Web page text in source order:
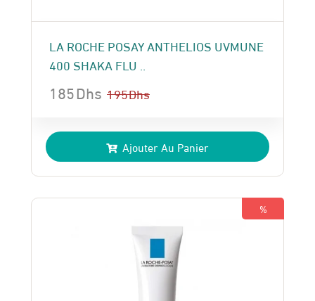
LA ROCHE POSAY ANTHELIOS UVMUNE
400 SHAKA FLU ..
195Dhs
prix
initial
était :
195 Dhs.
185Dhs
prix
actuel
est :
185 Dhs.
Ajouter Au Panier
%